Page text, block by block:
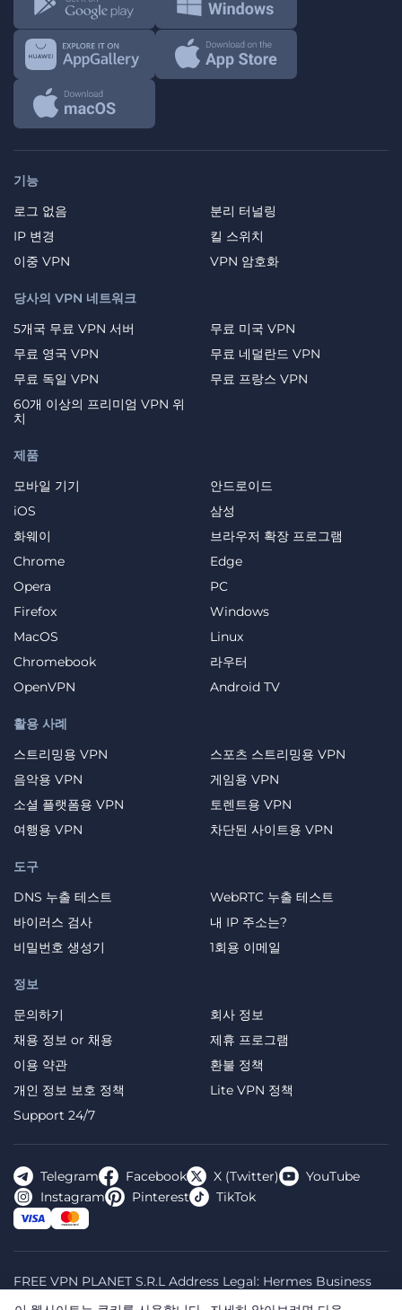
기능
로그 없음
분리 터널링
IP 변경
킬 스위치
이중 VPN
VPN 암호화
제품
모바일 기기
안드로이드
iOS
삼성
화웨이
브라우저 확장 프로그램
Chrome
Edge
Opera
PC
Firefox
Windows
MacOS
Linux
Chromebook
라우터
OpenVPN
Android TV
활용 사례
스트리밍용 VPN
스포츠 스트리밍용 VPN
음악용 VPN
게임용 VPN
소셜 플랫폼용 VPN
토렌트용 VPN
여행용 VPN
차단된 사이트용 VPN
정보
문의하기
회사 정보
채용 정보 or 채용
제휴 프로그램
이용 약관
환불 정책
개인 정보 보호 정책
Lite VPN 정책
Support 24/7
당사의 VPN 네트워크
5개국 무료 VPN 서버
무료 미국 VPN
무료 영국 VPN
무료 네덜란드 VPN
무료 독일 VPN
무료 프랑스 VPN
60개 이상의 프리미엄 VPN 위
치
도구
DNS 누출 테스트
WebRTC 누출 테스트
바이러스 검사
내 IP 주소는?
비밀번호 생성기
1회용 이메일
Telegram Facebook X (Twitter)
YouTube
Instagram
Pinterest TikTok
FREE VPN PLANET S.R.L Address Legal: Hermes Business